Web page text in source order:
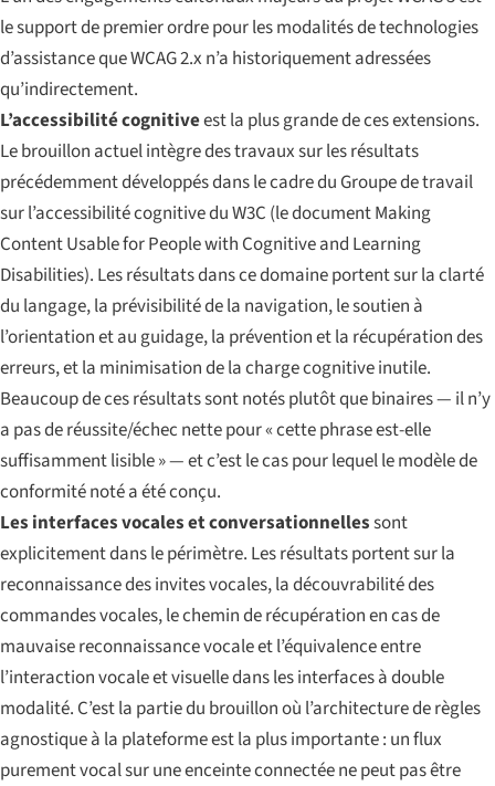
le support de premier ordre pour les modalités de technologies
d’assistance que WCAG 2.x n’a historiquement adressées
qu’indirectement.
L’accessibilité cognitiveest la plus grande de ces extensions.
Le brouillon actuel intègre des travaux sur les résultats
précédemment développés dans le cadre du Groupe de travail
sur l’accessibilité cognitivedu W3C (le documentMaking
Content Usable for People with Cognitive and Learning
Disabilities). Les résultats dans ce domaine portent sur la clarté
du langage, la prévisibilité de la navigation, le soutien à
l’orientation et au guidage, la prévention et la récupération des
erreurs, et la minimisation de la charge cognitive inutile.
Beaucoup de ces résultats sont notés plutôt que binaires — il n’y
a pas de réussite/échec nette pour « cette phrase est-elle
suffisamment lisible » — et c’est le cas pour lequel le modèle de
conformité noté a été conçu.
Les interfaces vocales et conversationnellessont
explicitement dans le périmètre. Les résultats portent sur la
reconnaissance des invites vocales, la découvrabilité des
commandes vocales, le chemin de récupération en cas de
mauvaise reconnaissance vocale et l’équivalence entre
l’interaction vocale et visuelle dans les interfaces à double
modalité. C’est la partie du brouillon où l’architecture de règles
agnostique à la plateforme est la plus importante : un flux
purement vocal sur une enceinte connectée ne peut pas être